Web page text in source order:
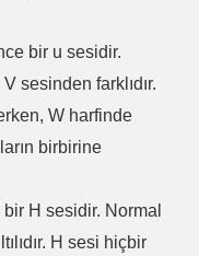
bir u sesidir.
sesinden farklıdır.
W harfinde
birbirine
H sesidir. Normal
H sesi hiçbir